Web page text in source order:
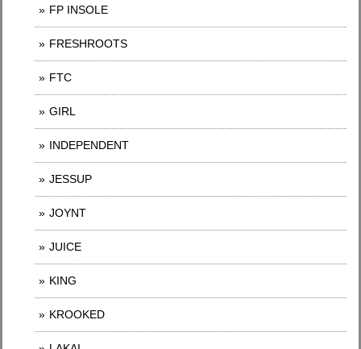
FP INSOLE
FRESHROOTS
FTC
GIRL
INDEPENDENT
JESSUP
JOYNT
JUICE
KING
KROOKED